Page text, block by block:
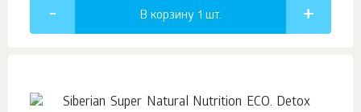
В корзину 1 шт.